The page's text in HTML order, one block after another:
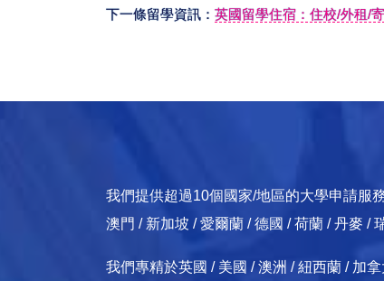
下一條留學資訊： 英國留學住宿：住校/外租/
我們提供超過10個國家/地區的大學申請服
澳門 / 新加坡 / 愛爾蘭 / 德國 / 荷蘭 / 丹麥 /
我們專精於英國 / 美國 / 澳洲 / 紐西蘭 / 加